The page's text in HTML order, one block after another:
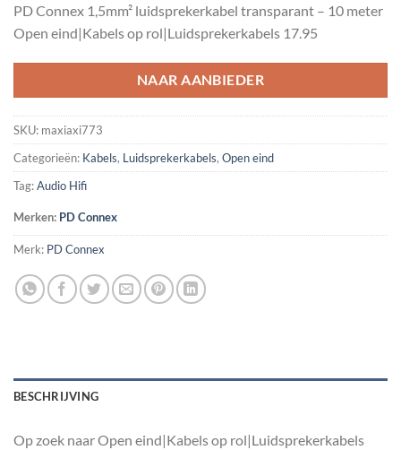
was:
€19.95.
is:
€17.90.
PD Connex 1,5mm² luidsprekerkabel transparant – 10 meter
Open eind|Kabels op rol|Luidsprekerkabels 17.95
NAAR AANBIEDER
SKU: maxiaxi773
Categorieën: Kabels, Luidsprekerkabels, Open eind
Tag:Audio Hifi
Merken: PD Connex
Merk: PD Connex
BESCHRIJVING
Op zoek naar Open eind|Kabels op rol|Luidsprekerkabels